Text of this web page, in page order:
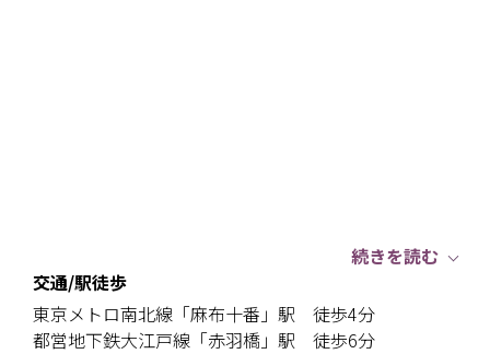
続きを読む
交通/駅徒歩
東京メトロ南北線「麻布十番」駅 徒歩4分
都営地下鉄大江戸線「赤羽橋」駅 徒歩6分